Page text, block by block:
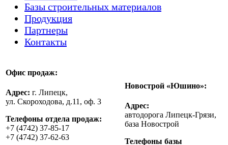
Базы строительных материалов
Продукция
Партнеры
Контакты
Офис продаж:
Адрес: г. Липецк,
ул. Скороходова, д.11, оф. 3
Телефоны отдела продаж:
+7 (4742) 37-85-17
+7 (4742) 37-62-63
Новострой «Юшино»:
Адрес:
автодорога Липецк-Грязи,
база Новострой
Телефоны базы